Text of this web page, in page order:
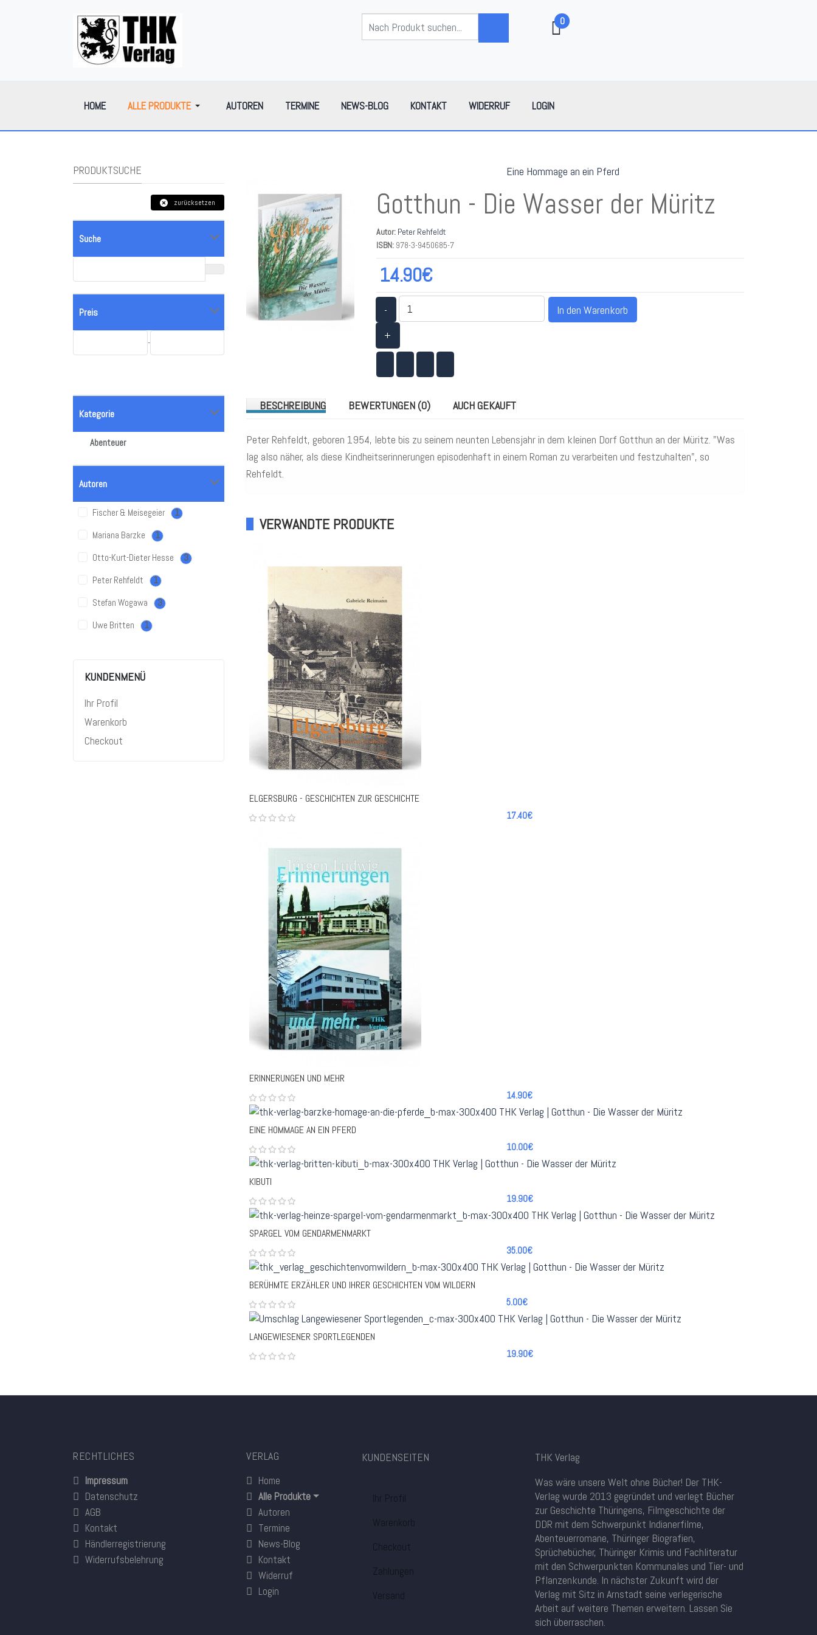
0
HOME ALLE PRODUKTE AUTOREN TERMINE NEWS-BLOG KONTAKT WIDERRUF LOGIN
Eine Hommage an ein Pferd
Gotthun - Die Wasser der Müritz
Autor: Peter Rehfeldt
ISBN: 978-3-9450685-7
14.90€
-
+
In den Warenkorb
BESCHREIBUNG BEWERTUNGEN (0) AUCH GEKAUFT
Peter Rehfeldt, geboren 1954, lebte bis zu seinem neunten Lebensjahr in dem kleinen Dorf Gotthun an der Müritz. "Was
lag also näher, als diese Kindheitserinnerungen episodenhaft in einem Roman zu verarbeiten und festzuhalten", so
Rehfeldt.
VERWANDTE PRODUKTE
ELGERSBURG - GESCHICHTEN ZUR GESCHICHTE
17.40€
ERINNERUNGEN UND MEHR
14.90€
EINE HOMMAGE AN EIN PFERD
10.00€
KIBUTI
19.90€
SPARGEL VOM GENDARMENMARKT
35.00€
BERÜHMTE ERZÄHLER UND IHRER GESCHICHTEN VOM WILDERN
5.00€
LANGEWIESENER SPORTLEGENDEN
19.90€
PRODUKTSUCHE
zurücksetzen
Suche
Preis
-
Kategorie
Abenteuer
Autoren
Fischer & Meisegeier 1
Mariana Barzke 1
Otto-Kurt-Dieter Hesse 3
Peter Rehfeldt 1
Stefan Wogawa 3
Uwe Britten 1
KUNDENMENÜ
Ihr Profil
Warenkorb
Checkout
RECHTLICHES
Impressum
Datenschutz
AGB
Kontakt
Händlerregistrierung
Widerrufsbelehrung
VERLAG
Home
Alle Produkte
Autoren
Termine
News-Blog
Kontakt
Widerruf
Login
KUNDENSEITEN
Ihr Profil
Warenkorb
Checkout
Zahlungen
Versand
THK Verlag
Was wäre unsere Welt ohne Bücher! Der THK-
Verlag wurde 2013 gegründet und verlegt Bücher
zur Geschichte Thüringens, Filmgeschichte der
DDR mit dem Schwerpunkt Indianerfilme,
Abenteuerromane, Thüringer Biografien,
Sprüchebücher, Thüringer Krimis und Fachliteratur
mit den Schwerpunkten Kommunales und Tier- und
Pflanzenkunde. In nächster Zukunft wird der
Verlag mit Sitz in Arnstadt seine verlegerische
Arbeit auf weitere Themen erweitern. Lassen Sie
sich überraschen.